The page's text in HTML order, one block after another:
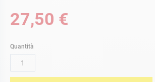
27,50 €
Quantità